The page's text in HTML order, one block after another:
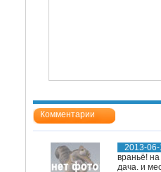
Комментарии
2013-
враньё!
дача. и